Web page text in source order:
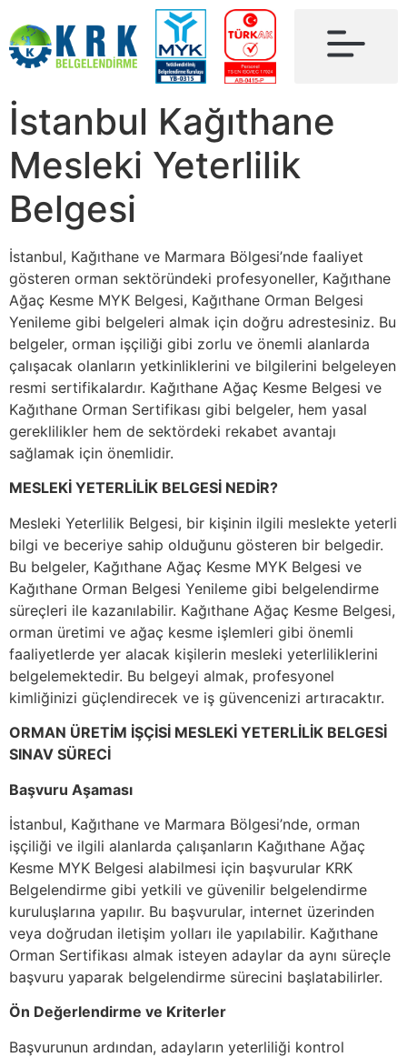
İstanbul Kağıthane
Mesleki Yeterlilik
Belgesi
İstanbul, Kağıthane ve Marmara Bölgesi’nde faaliyet
gösteren orman sektöründeki profesyoneller, Kağıthane
Ağaç Kesme MYK Belgesi, Kağıthane Orman Belgesi
Yenileme gibi belgeleri almak için doğru adrestesiniz. Bu
belgeler, orman işçiliği gibi zorlu ve önemli alanlarda
çalışacak olanların yetkinliklerini ve bilgilerini belgeleyen
resmi sertifikalardır. Kağıthane Ağaç Kesme Belgesi ve
Kağıthane Orman Sertifikası gibi belgeler, hem yasal
gereklilikler hem de sektördeki rekabet avantajı
sağlamak için önemlidir.
MESLEKİ YETERLİLİK BELGESİ NEDİR?
Mesleki Yeterlilik Belgesi, bir kişinin ilgili meslekte yeterli
bilgi ve beceriye sahip olduğunu gösteren bir belgedir.
Bu belgeler, Kağıthane Ağaç Kesme MYK Belgesi ve
Kağıthane Orman Belgesi Yenileme gibi belgelendirme
süreçleri ile kazanılabilir. Kağıthane Ağaç Kesme Belgesi,
orman üretimi ve ağaç kesme işlemleri gibi önemli
faaliyetlerde yer alacak kişilerin mesleki yeterliliklerini
belgelemektedir. Bu belgeyi almak, profesyonel
kimliğinizi güçlendirecek ve iş güvencenizi artıracaktır.
ORMAN ÜRETİM İŞÇİSİ MESLEKİ YETERLİLİK BELGESİ
SINAV SÜRECİ
Başvuru Aşaması
İstanbul, Kağıthane ve Marmara Bölgesi’nde, orman
işçiliği ve ilgili alanlarda çalışanların Kağıthane Ağaç
Kesme MYK Belgesi alabilmesi için başvurular KRK
Belgelendirme gibi yetkili ve güvenilir belgelendirme
kuruluşlarına yapılır. Bu başvurular, internet üzerinden
veya doğrudan iletişim yolları ile yapılabilir. Kağıthane
Orman Sertifikası almak isteyen adaylar da aynı süreçle
başvuru yaparak belgelendirme sürecini başlatabilirler.
Ön Değerlendirme ve Kriterler
Başvurunun ardından, adayların yeterliliği kontrol